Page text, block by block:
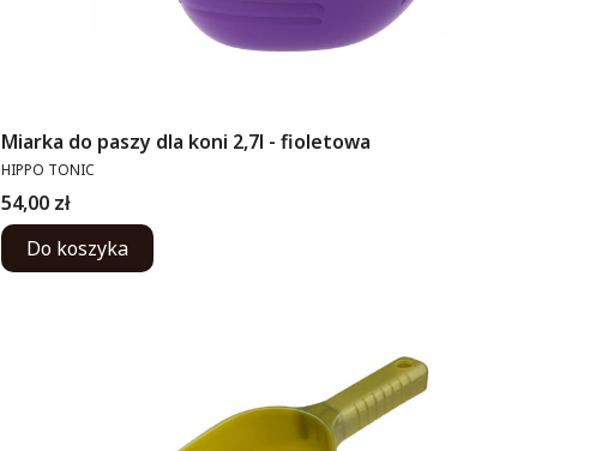
Miarka do paszy dla koni 2,7l - fioletowa
PRODUCENT
HIPPO TONIC
Cena
54,00 zł
Do koszyka